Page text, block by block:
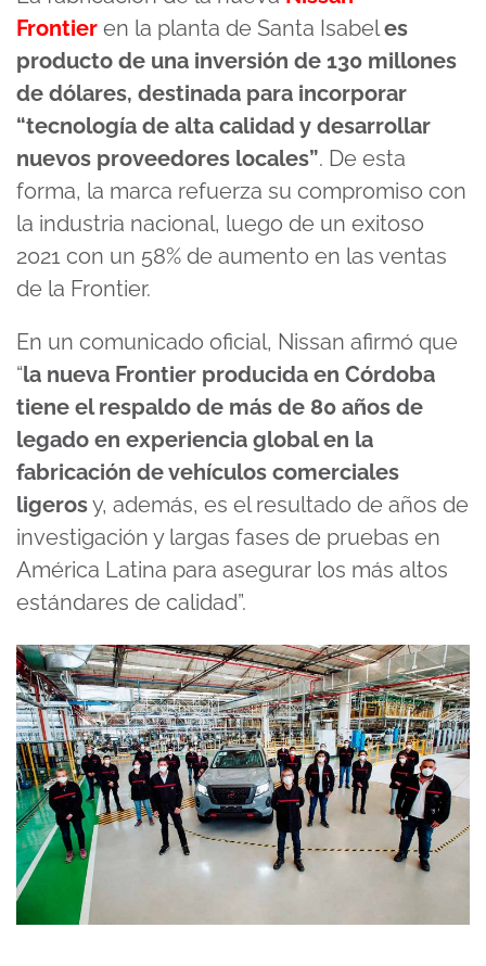
Frontier en la planta de Santa Isabeles
producto de una inversión de 130 millones
de dólares, destinada para incorporar
“tecnología de alta calidad y desarrollar
nuevos proveedores locales”. De esta
forma, la marca refuerza su compromiso con
la industria nacional, luego de un exitoso
2021 con un 58% de aumento en las ventas
de la Frontier.
En un comunicado oficial, Nissan afirmó que
“la nueva Frontier producida en Córdoba
tiene el respaldo de más de 80 años de
legado en experiencia global en la
fabricación de vehículos comerciales
ligerosy, además, es el resultado de años de
investigación y largas fases de pruebas en
América Latina para asegurar los más altos
estándares de calidad”.